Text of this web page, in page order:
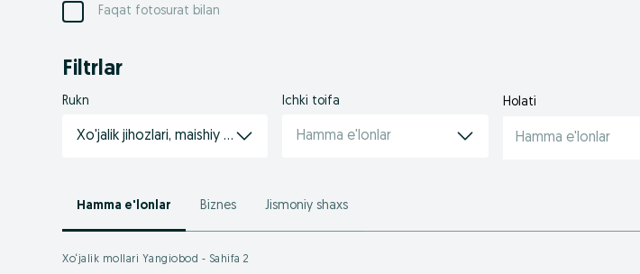
Faqat fotosurat bilan
Filtrlar
Rukn
Xo'jalik jihozlari, maishiy kimyo
Ichki toifa
Hamma e'lonlar
Holati
Hamma e'lonlar
Hamma e'lonlar Biznes Jismoniy shaxs
Xo‘jalik mollari Yangiobod - Sahifa 2